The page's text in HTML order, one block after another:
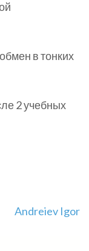
в тонких
2 учебных
Andreiev Igor